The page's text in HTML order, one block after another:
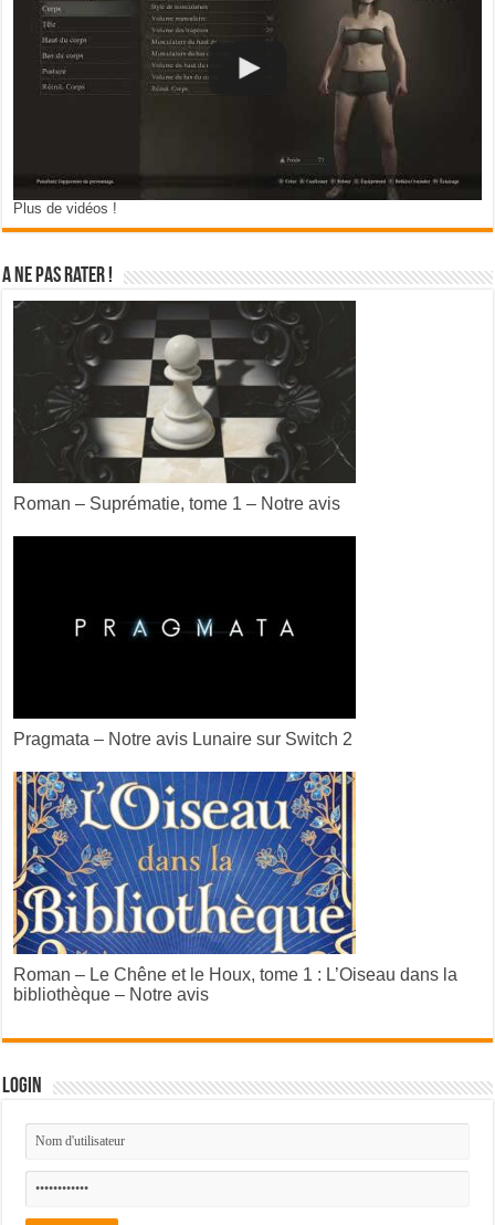
Plus de vidéos !
A ne pas rater !
Roman – Suprématie, tome 1 – Notre avis
Pragmata – Notre avis Lunaire sur Switch 2
Roman – Le Chêne et le Houx, tome 1 : L’Oiseau dans la
bibliothèque – Notre avis
Login